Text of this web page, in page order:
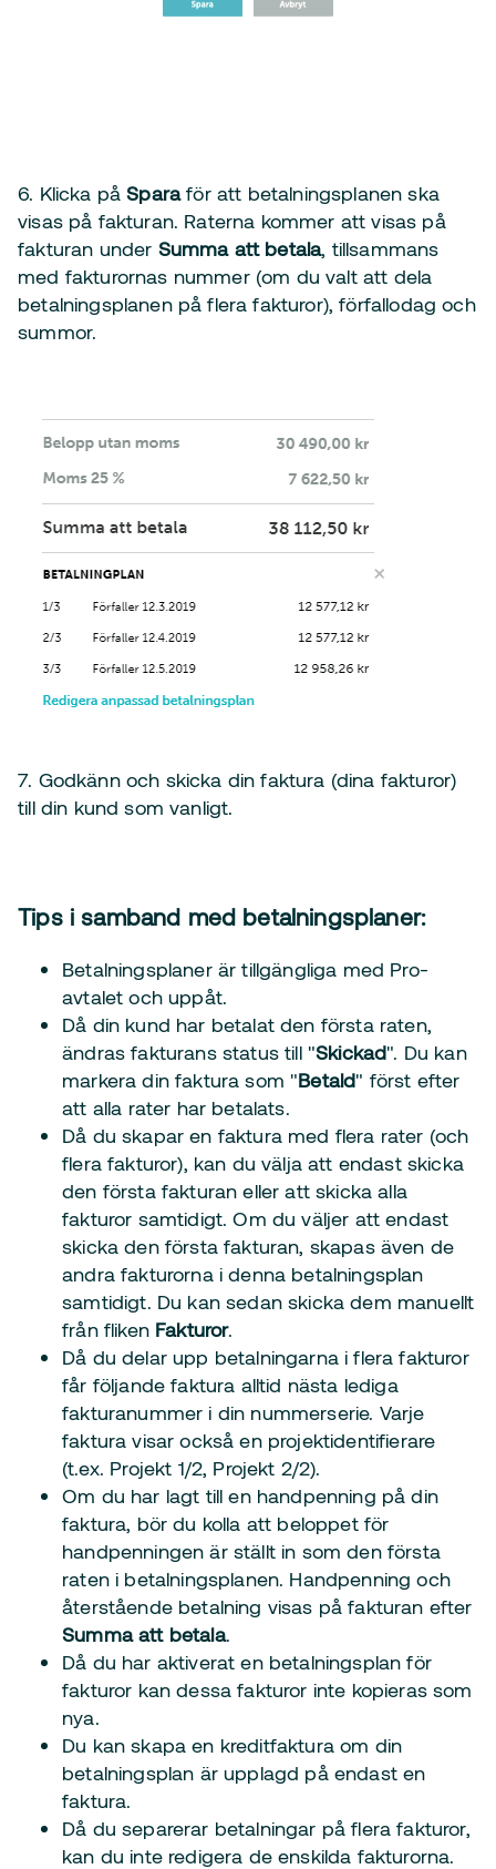
6. Klicka påSparaför att betalningsplanen ska
visas på fakturan. Raterna kommer att visas på
fakturan under Summa att betala, tillsammans
med fakturornas nummer (om du valt att dela
betalningsplanen på flera fakturor), förfallodag och
summor.
7. Godkänn och skicka din faktura (dina fakturor)
till din kund som vanligt.
Tips i samband med betalningsplaner:
Betalningsplaner är tillgängliga med Pro-
avtalet och uppåt.
Då din kund har betalat den första raten,
ändras fakturans status till "Skickad". Du kan
markera din faktura som "Betald" först efter
att alla rater har betalats.
Då du skapar en faktura med flera rater (och
flera fakturor), kan du välja att endast skicka
den första fakturan eller att skicka alla
fakturor samtidigt. Om du väljer att endast
skicka den första fakturan, skapas även de
andra fakturorna i denna betalningsplan
samtidigt. Du kan sedan skicka dem manuellt
från fliken Fakturor.
Då du delar upp betalningarna i flera fakturor
får följande faktura alltid nästa lediga
fakturanummer i din nummerserie. Varje
faktura visar också en projektidentifierare
(t.ex. Projekt 1/2, Projekt 2/2).
Om du har lagt till en handpenning på din
faktura, bör du kolla att beloppet för
handpenningen är ställt in som den första
raten i betalningsplanen. Handpenning och
återstående betalning visas på fakturan efter
Summa att betala.
Då du har aktiverat en betalningsplan för
fakturor kan dessa fakturor inte kopieras som
nya.
Du kan skapa en kreditfaktura om din
betalningsplan är upplagd på endast en
faktura.
Då du separerar betalningar på flera fakturor,
kan du inte redigera de enskilda fakturorna.